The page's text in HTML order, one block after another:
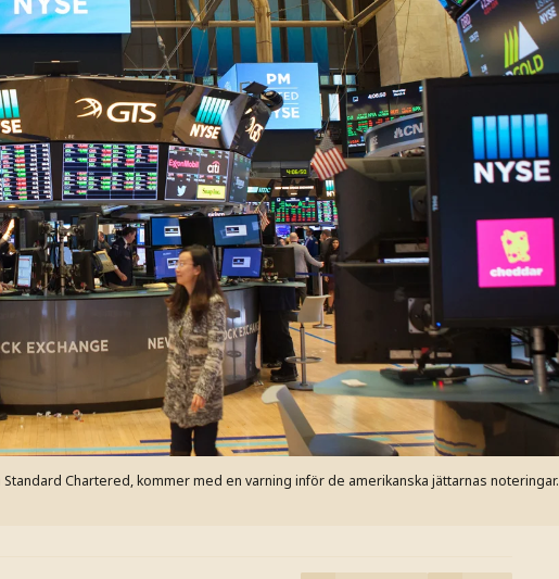
Chartered, kommer med en varning inför de amerikanska jättarnas noteringar.